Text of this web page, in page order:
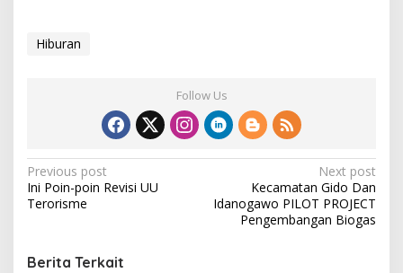
Hiburan
Follow Us
P
o
t
Previous post
Ini Poin-poin Revisi UU
Terorisme
Next post
Kecamatan Gido Dan
Idanogawo PILOT PROJECT
Pengembangan Biogas
Berita Terkait